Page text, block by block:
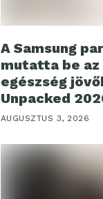
A Samsung
mutatta be
egészség
Unpacked
AUGUSZTUS 3, 2026